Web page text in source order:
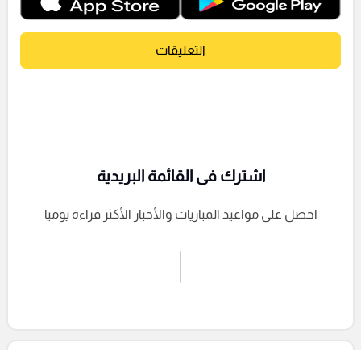
التعليقات
إرسال تعليق
اشترك فى القائمة البريدية
احصل على مواعيد المباريات والأخبار الأكثر قراءة يوميا